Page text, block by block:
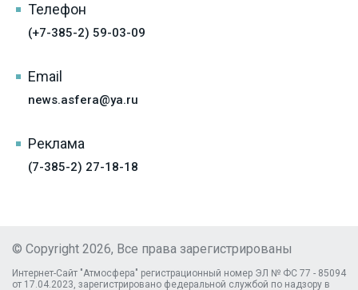
Телефон
(+7-385-2) 59-03-09
Email
news.asfera@ya.ru
Реклама
(7-385-2) 27-18-18
© Copyright 2026, Все права зарегистрированы
Интернет-Сайт "Атмосфера" регистрационный номер ЭЛ № ФС 77 - 85094
от 17.04.2023, зарегистрировано федеральной службой по надзору в